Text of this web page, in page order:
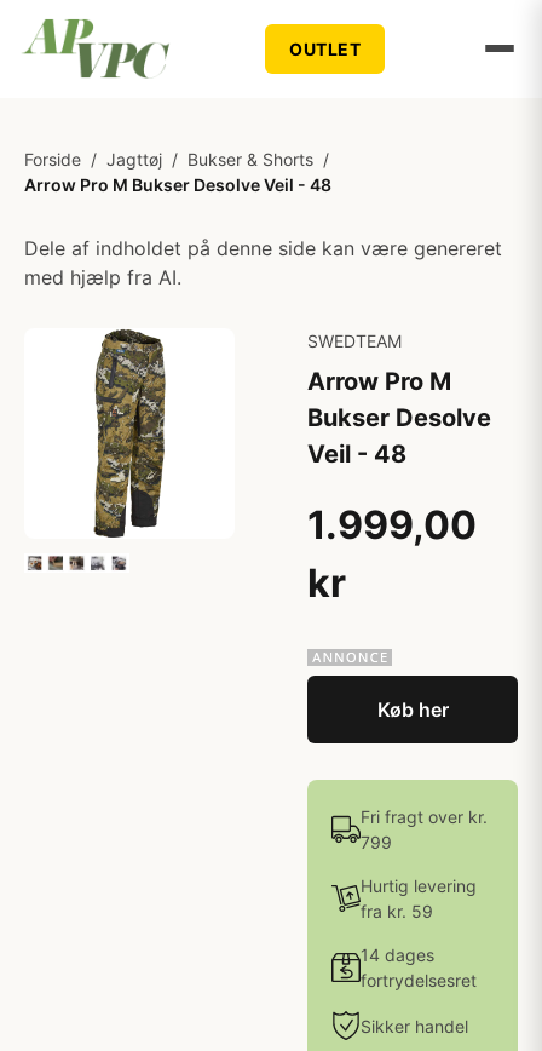
OUTLET
Forside / Jagttøj / Bukser & Shorts /
Arrow Pro M Bukser Desolve Veil - 48
Dele af indholdet på denne side kan være genereret
med hjælp fra AI.
SWEDTEAM
Arrow Pro M
Bukser Desolve
Veil - 48
1.999,00
kr
Køb her
Fri fragt over kr.
799
Hurtig levering
fra kr. 59
14 dages
fortrydelsesret
Sikker handel